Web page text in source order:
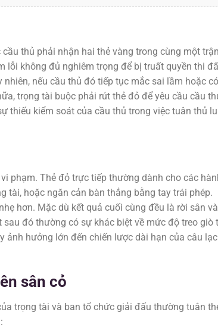
thủ phải nhận hai thẻ vàng trong cùng một trận
lỗi không đủ nghiêm trọng để bị truất quyền thi
nếu cầu thủ đó tiếp tục mắc sai lầm hoặc có
trọng tài buộc phải rút thẻ đỏ để yêu cầu cầu
thiếu kiểm soát của cầu thủ trong việc tuân thủ
phạm. Thẻ đỏ trực tiếp thường dành cho các
tài, hoặc ngăn cản bàn thắng bằng tay trái phép.
hơn. Mặc dù kết quả cuối cùng đều là rời sân
đó thường có sự khác biệt về mức độ treo giò
ảnh hưởng lớn đến chiến lược dài hạn của câu lạc
sân cỏ
trọng tài và ban tổ chức giải đấu thường tuân